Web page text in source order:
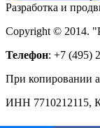
Разработка и
Copyright © 2014.
Телефон: +7 (495)
При копировании
ИНН 7710212115,